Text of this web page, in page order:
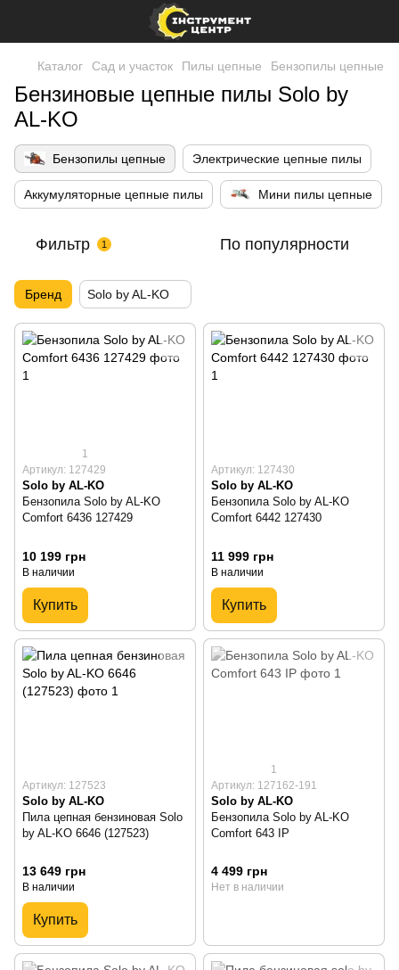
Каталог Сад и участок Пилы цепные Бензопилы цепные
Бензиновые цепные пилы Solo by
AL-KO
Бензопилы цепные Электрические цепные пилы
Аккумуляторные цепные пилы Мини пилы цепные
Фильтр 1 По популярности
Бренд Solo by AL-KO
1
Артикул: 127429
Solo by AL-KO
Бензопила Solo by AL-KO
Comfort 6436 127429
10 199 грн
В наличии
Купить
Артикул: 127430
Solo by AL-KO
Бензопила Solo by AL-KO
Comfort 6442 127430
11 999 грн
В наличии
Купить
Артикул: 127523
Solo by AL-KO
Пила цепная бензиновая Solo
by AL-KO 6646 (127523)
13 649 грн
В наличии
Купить
1
Артикул: 127162-191
Solo by AL-KO
Бензопила Solo by AL-KO
Comfort 643 IP
4 499 грн
Нет в наличии